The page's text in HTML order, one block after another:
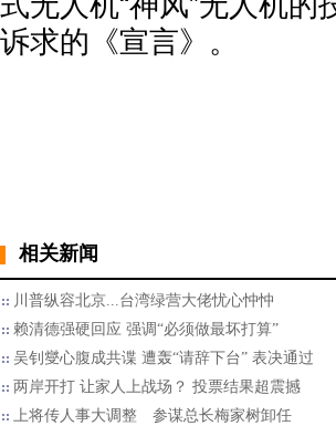
诉求的《宣言》。
相关新闻
川普纵容北京...台湾绿营大佬忧心忡忡
赖清德强硬回应 强调“必须做最坏打算”
吴钊燮心腹成共谍 遭轰“请辞下台” 表决通过
两岸开打 让家人上战场？ 投票结果超震撼
上将传人事大调整 参谋总长梅家树卸任